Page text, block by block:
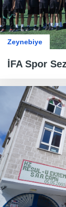
Zeynebiye
İFA Spor